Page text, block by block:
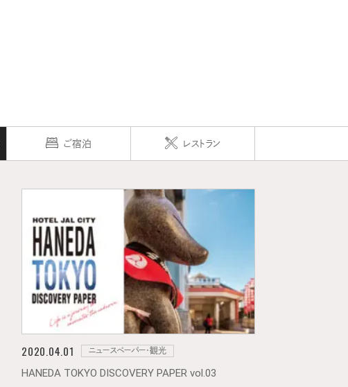
ご宿泊 レストラン
2020.04.01 ニュースペーパー・観光
HANEDA TOKYO DISCOVERY PAPER vol.03